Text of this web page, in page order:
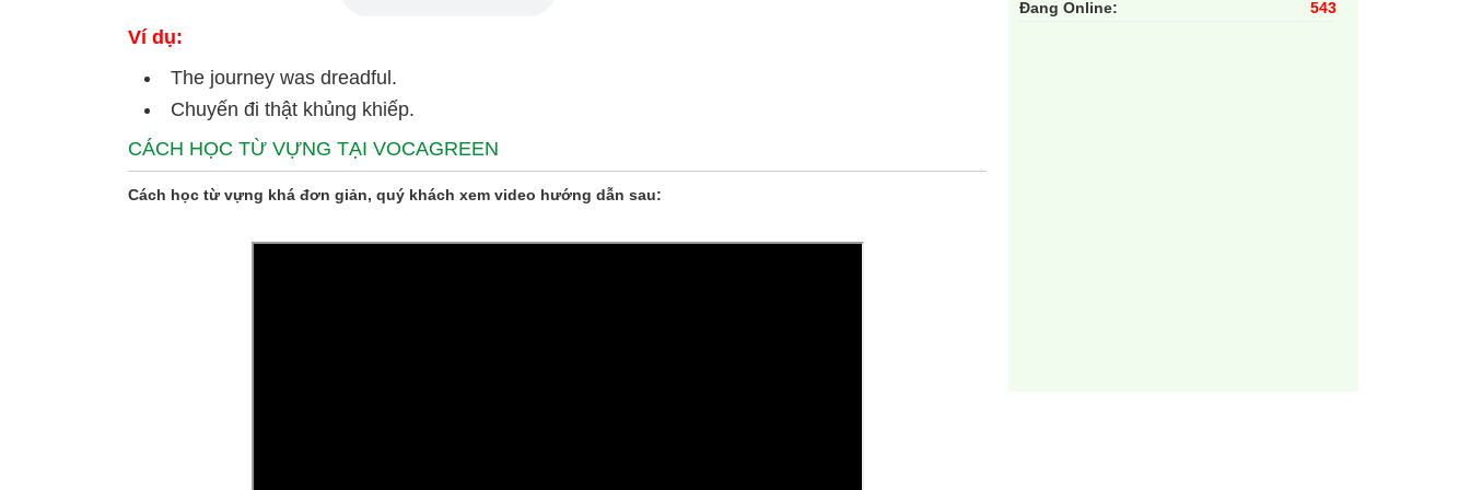
Ví dụ:
The journey was dreadful.
Chuyến đi thật khủng khiếp.
CÁCH HỌC TỪ VỰNG TẠI VOCAGREEN
Cách học từ vựng khá đơn giản, quý khách xem video hướng dẫn sau:
Đang Online: 543